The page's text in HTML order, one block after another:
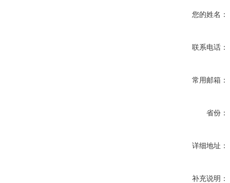
您的姓名：
联系电话：
常用邮箱：
省份：
详细地址：
补充说明：